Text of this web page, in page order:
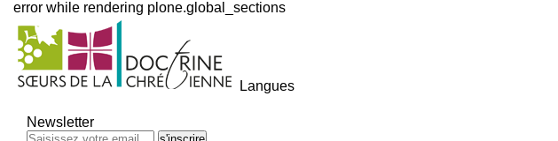
error while rendering plone.global_sections
Outils
personnels
Langues
au
contenu.
Newsletter